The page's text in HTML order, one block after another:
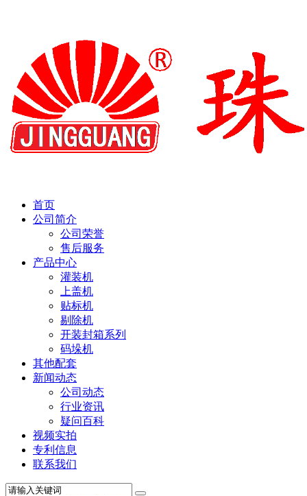
首页
公司简介
公司荣誉
售后服务
产品中心
灌装机
上盖机
贴标机
剔除机
开装封箱系列
码垛机
其他配套
新闻动态
公司动态
行业资讯
疑问百科
视频实拍
专利信息
联系我们